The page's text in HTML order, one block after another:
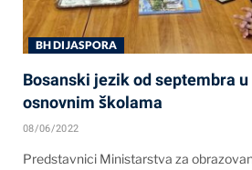
BH DIJASPORA
Bosanski jezik od septembra
osnovnim školama
08/06/2022
Predstavnici Ministarstva za